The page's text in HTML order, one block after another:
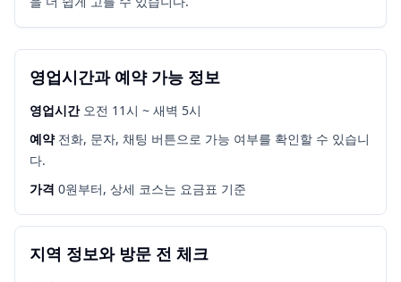
영업시간과 예약 가능 정보
영업시간 오전 11시 ~ 새벽 5시
예약 전화, 문자, 채팅 버튼으로 가능 여부를 확인할 수 있습니
다.
가격 0원부터, 상세 코스는 요금표 기준
지역 정보와 방문 전 체크